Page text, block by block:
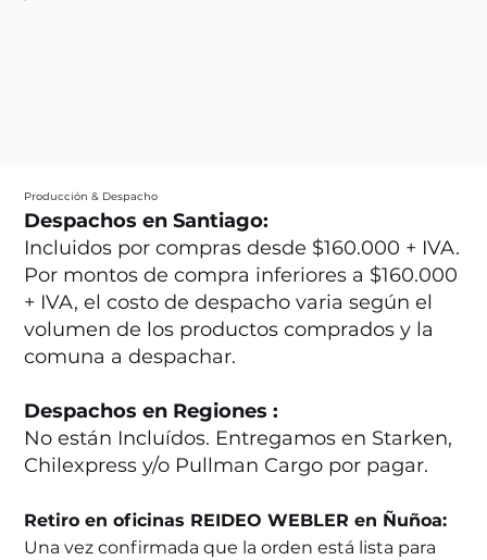
Producción & Despacho
Despachos en Santiago:
Incluidos por compras desde $160.000 + IVA.
Por montos de compra inferiores a $160.000
+ IVA, el costo de despacho varia según el
volumen de los productos comprados y la
comuna a despachar.
Despachos en Regiones :
No están Incluídos. Entregamos en Starken,
Chilexpress y/o Pullman Cargo por pagar.
Retiro en oficinas REIDEO WEBLER en Ñuñoa:
Una vez confirmada que la orden está lista para